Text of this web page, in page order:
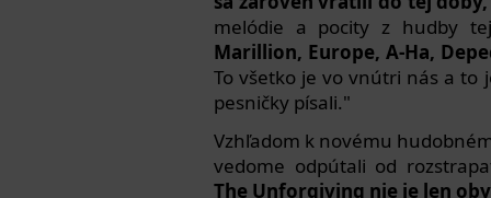
melódie a pocity z hudby
Marillion, Europe, A-Ha,
To všetko je vo vnútri nás a to
pesničky písali."
Vzhľadom k novému
vedome odpútali od
The Unforgiving nie je len